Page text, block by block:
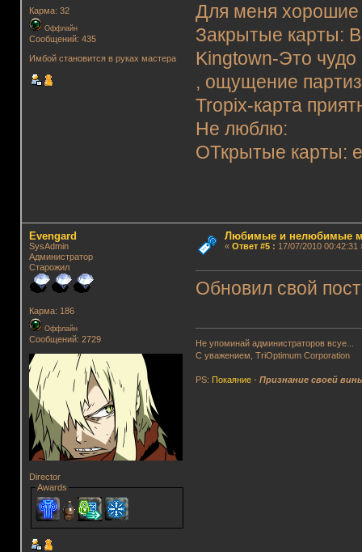
Карма: 32
Оффлайн
Сообщений: 435
Имбой становится в руках мастера
Для меня хорошие
Закрытые карты:
Kingtown-Это
, ощущение
Tropix-карта
Не люблю:
ОТкрытые карты:
Evengard
SysAdmin
Администратор
Старожил
Карма: 186
Оффлайн
Сообщений: 2729
Director
Awards
Любимые и нелюбимые
« Ответ #5: 17/07/2010 00:42:31
Обновил свой
Не упоминай администраторов всуе...
С уважением, TriOptimum Corporation
PS: Покаяние -Признание своей